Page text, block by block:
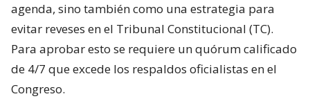
agenda, sino también como una estrategia para
evitar reveses en el Tribunal Constitucional (TC).
Para aprobar esto se requiere un quórum calificado
de 4/7 que excede los respaldos oficialistas en el
Congreso.